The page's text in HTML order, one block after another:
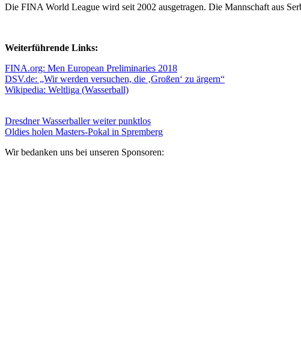
Die FINA World League wird seit 2002 ausgetragen. Die Mannschaft aus
Weiterführende Links:
FINA.org: Men European Preliminaries 2018
DSV.de: „Wir werden versuchen, die ‚Großen‘ zu ärgern“
Wikipedia: Weltliga (Wasserball)
Dresdner Wasserballer weiter punktlos
Oldies holen Masters-Pokal in Spremberg
Wir bedanken uns bei unseren Sponsoren: